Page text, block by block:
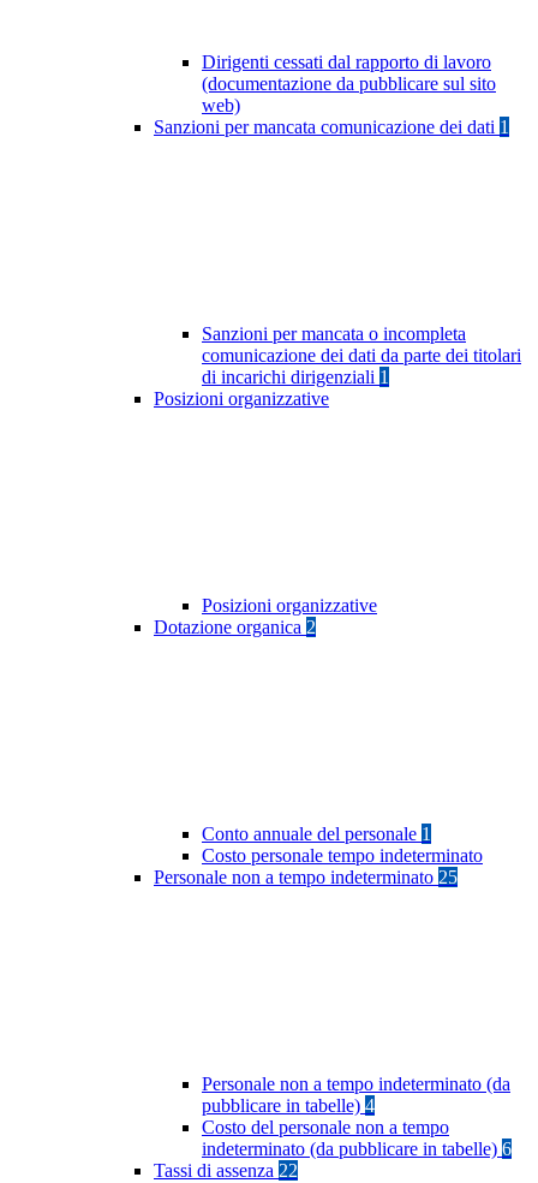
Dirigenti cessati dal rapporto di lavoro
(documentazione da pubblicare sul sito
web)
Sanzioni per mancata comunicazione dei dati 1
Sanzioni per mancata o incompleta
comunicazione dei dati da parte dei titolari
di incarichi dirigenziali 1
Posizioni organizzative
Posizioni organizzative
Dotazione organica 2
Conto annuale del personale 1
Costo personale tempo indeterminato
Personale non a tempo indeterminato 25
Personale non a tempo indeterminato (da
pubblicare in tabelle) 4
Costo del personale non a tempo
indeterminato (da pubblicare in tabelle) 6
Tassi di assenza 22